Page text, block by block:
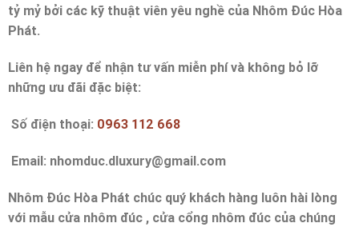
tỷ mỷ bởi các kỹ thuật viên yêu nghề của Nhôm Đúc Hòa
Phát.
Liên hệ ngay để nhận tư vấn miễn phí và không bỏ lỡ
những ưu đãi đặc biệt:
Số điện thoại: 0963 112 668
Email: nhomduc.dluxury@gmail.com
Nhôm Đúc Hòa Phát chúc quý khách hàng luôn hài lòng
với mẫu cửa nhôm đúc , cửa cổng nhôm đúc của chúng